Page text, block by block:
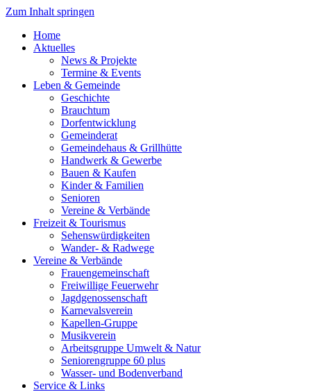
Zum Inhalt springen
Home
Aktuelles
News & Projekte
Termine & Events
Leben & Gemeinde
Geschichte
Brauchtum
Dorfentwicklung
Gemeinderat
Gemeindehaus & Grillhütte
Handwerk & Gewerbe
Bauen & Kaufen
Kinder & Familien
Senioren
Vereine & Verbände
Freizeit & Tourismus
Sehenswürdigkeiten
Wander- & Radwege
Vereine & Verbände
Frauengemeinschaft
Freiwillige Feuerwehr
Jagdgenossenschaft
Karnevalsverein
Kapellen-Gruppe
Musikverein
Arbeitsgruppe Umwelt & Natur
Seniorengruppe 60 plus
Wasser- und Bodenverband
Service & Links